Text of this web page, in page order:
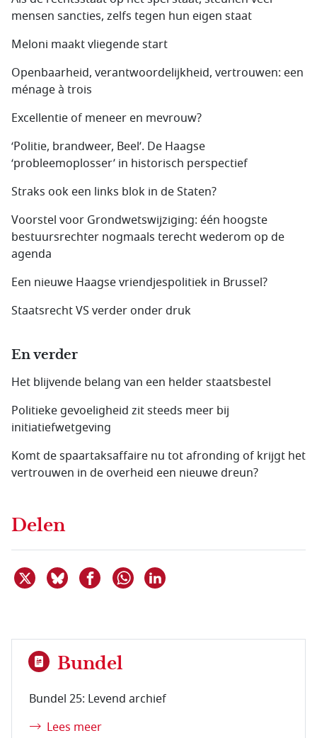
mensen sancties, zelfs tegen hun eigen staat
Meloni maakt vliegende start
Openbaarheid, verantwoordelijkheid, vertrouwen: een
ménage à trois
Excellentie of meneer en mevrouw?
‘Politie, brandweer, Beel’. De Haagse
‘probleemoplosser’ in historisch perspectief
Straks ook een links blok in de Staten?
Voorstel voor Grondwetswijziging: één hoogste
bestuursrechter nogmaals terecht wederom op de
agenda
Een nieuwe Haagse vriendjespolitiek in Brussel?
Staatsrecht VS verder onder druk
En verder
Het blijvende belang van een helder staatsbestel
Politieke gevoeligheid zit steeds meer bij
initiatiefwetgeving
Komt de spaartaksaffaire nu tot afronding of krijgt het
vertrouwen in de overheid een nieuwe dreun?
Delen
Deel dit item op X
Deel dit item op Bluesky
Deel dit item op Facebook
Delen via WhatsApp
Bundel
Bundel 25: Levend archief
Lees meer